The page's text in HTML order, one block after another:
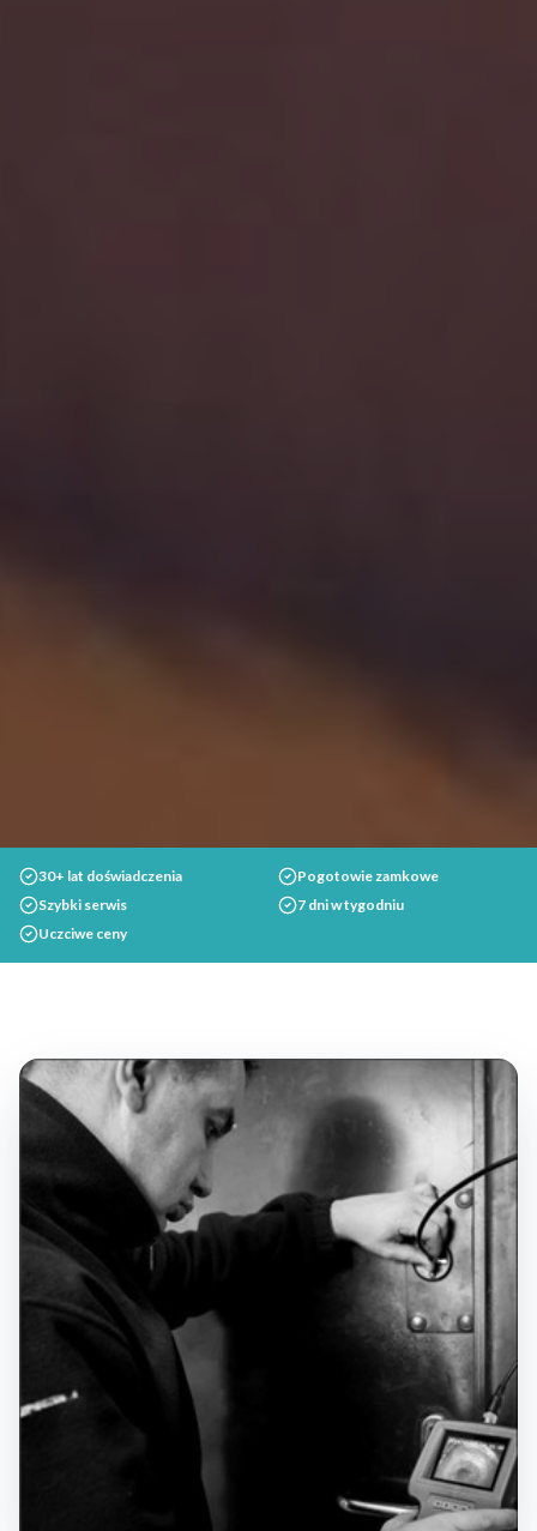
30+ lat doświadczenia
Pogotowie zamkowe
Szybki serwis
7 dni w tygodniu
Uczciwe ceny